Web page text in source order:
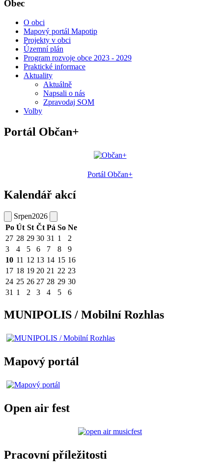
Obec
O obci
Mapový portál Mapotip
Projekty v obci
Územní plán
Program rozvoje obce 2023 - 2029
Praktické informace
Aktuality
Aktuálně
Napsali o nás
Zpravodaj SOM
Volby
Portál Občan+
Portál Občan+
Kalendář akcí
Srpen2026
Po Út St Čt Pá So Ne
27 28 29 30 31 1
2
3
4 5 6 7 8
9
10 11 12 13 14 15 16
17 18 19 20 21 22 23
24 25 26 27 28 29 30
31 1 2 3 4 5 6
MUNIPOLIS / Mobilní Rozhlas
Mapový portál
Open air fest
Pracovní příležitosti